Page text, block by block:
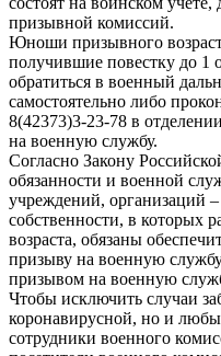
призывной комиссий.
Юноши призывного
получившие повестку до 1
обратиться в военный
самостоятельно либо
8(42373)3-23-78 в
на военную службу.
Согласно Закону
обязанности и военной
учреждений, организаций
собственности, в которых
возраста, обязаны
призыву на военную
призывом на военную
Чтобы исключить случаи
коронавирусной, но и
сотрудники военного